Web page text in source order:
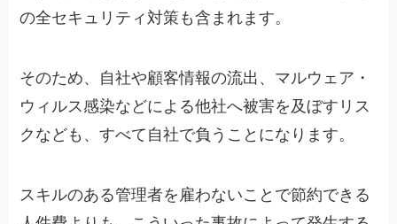
の全セキュリティ対策も含まれます。
そのため、自社や顧客情報の流出、マルウェア・
ウィルス感染などによる他社へ被害を及ぼすリス
クなども、すべて自社で負うことになります。
スキルのある管理者を雇わないことで節約できる